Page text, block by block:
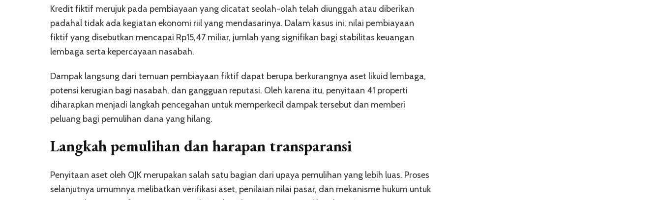
Kredit fiktif merujuk pada pembiayaan yang dicatat seolah-olah telah diunggah atau diberikan
padahal tidak ada kegiatan ekonomi riil yang mendasarinya. Dalam kasus ini, nilai pembiayaan
fiktif yang disebutkan mencapai Rp15,47 miliar, jumlah yang signifikan bagi stabilitas keuangan
lembaga serta kepercayaan nasabah.
Dampak langsung dari temuan pembiayaan fiktif dapat berupa berkurangnya aset likuid lembaga,
potensi kerugian bagi nasabah, dan gangguan reputasi. Oleh karena itu, penyitaan 41 properti
diharapkan menjadi langkah pencegahan untuk memperkecil dampak tersebut dan memberi
peluang bagi pemulihan dana yang hilang.
Langkah pemulihan dan harapan transparansi
Penyitaan aset oleh OJK merupakan salah satu bagian dari upaya pemulihan yang lebih luas. Proses
selanjutnya umumnya melibatkan verifikasi aset, penilaian nilai pasar, dan mekanisme hukum untuk